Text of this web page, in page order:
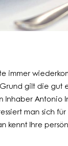
immer
gilt die gut
Inhaber
man sich
kennt Ihre